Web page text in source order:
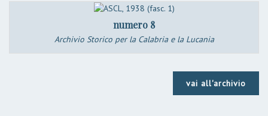
numero 8
Archivio Storico per la Calabria e la Lucania
vai all'archivio